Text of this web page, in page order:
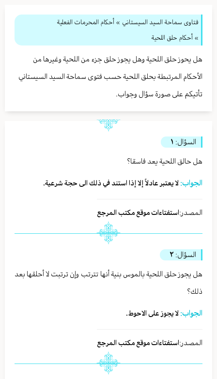
فتاوى سماحة السيد السيستاني » أحكام المحرمات الفعلية
» أحكام حلق اللحية
هل يحوز حلق اللحية وهل يجوز حلق جزء من اللحية وغيرها من
الأحكام المرتبطة بحلق اللحية حسب فتوى سماحة السيد السيستاني
تأتيكم على صورة سؤال وجواب.
السؤال: ١
هل حالق اللحية يعد فاسقا؟
الجواب: لا يعتبر عادلاً إلا إذا استند في ذلك الى حجة شرعية.
المصدر:استفتاءات موقع مكتب المرجع
السؤال: ٢
هل يجوز حلق اللحية بالموس بنية أنها تترتب وإن ترتبت لا أحلقها بعد
ذلك؟
الجواب: لا يجوز على الاحوط.
المصدر:استفتاءات موقع مكتب المرجع